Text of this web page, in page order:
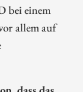
bei einem
allem auf